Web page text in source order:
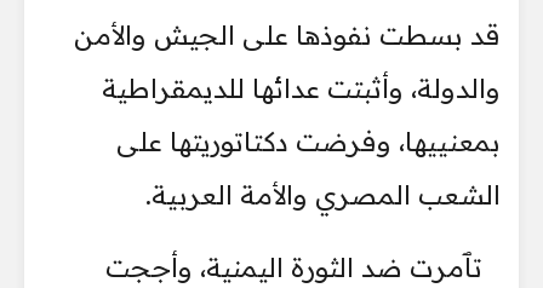
قد بسطت نفوذها على الجيش والأمن
والدولة، وأثبتت عدائها للديمقراطية
بمعنييها، وفرضت دكتاتوريتها على
الشعب المصري والأمة العربية.
تٱمرت ضد الثورة اليمنية، وأججت